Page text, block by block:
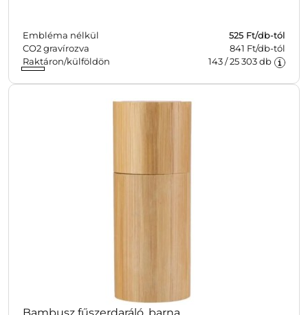
Embléma nélkül 525 Ft/db-tól
CO2 gravírozva
841 Ft/db-tól
Raktáron/külföldön
143/25 303db